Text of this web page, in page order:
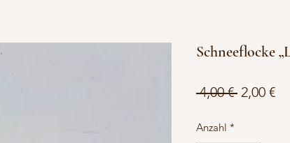
Schneeflocke
4,00 € 2,00 €
Anzahl *